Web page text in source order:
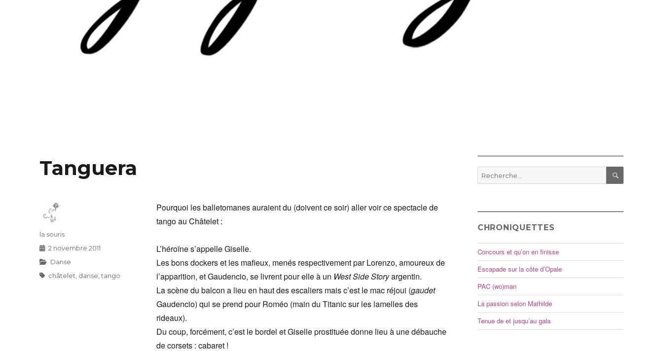
Tanguera
Pourquoi les balletomanes auraient du (doivent ce soir) aller voir ce spectacle de
tango au Châtelet :
L’héroïne s’appelle Giselle.
Les bons dockers et les mafieux, menés respectivement par Lorenzo, amoureux de
l’apparition, et Gaudencio, se livrent pour elle à un West Side Storyargentin.
La scène du balcon a lieu en haut des escaliers mais c’est le mac réjoui (gaudet
Gaudencio) qui se prend pour Roméo (main du Titanic sur les lamelles des
rideaux).
Du coup, forcément, c’est le bordel et Giselle prostituée donne lieu à une débauche
de corsets : cabaret !
Auteur
la souris
Publié
2 novembre 2011
Catégories
Danse
Étiquettes
châtelet danse tango
Recherche
pour
RECHERCHE
CHRONIQUETTES
Concours et qu’on en finisse
Escapade sur la côte d’Opale
PAC (wo)man
La passion selon Mathilde
Tenue de et jusqu’au gala